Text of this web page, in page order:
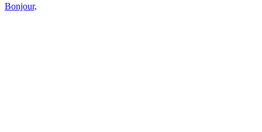
Bonjour,